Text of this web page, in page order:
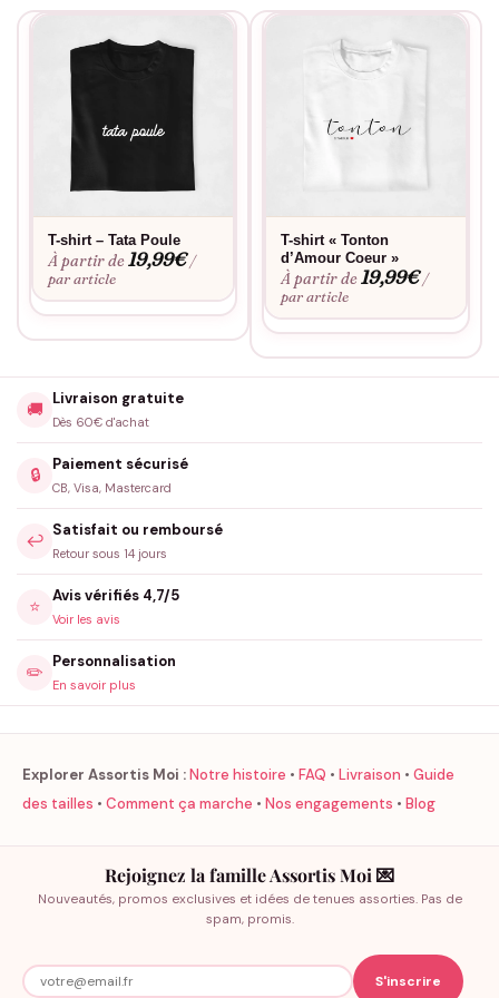
T-shirt – Tata Poule
À partir de19,99€ /
par article
T-shirt « Tonton
d’Amour Coeur »
À partir de19,99€ /
par article
🚚
Livraison gratuite
Dès 60€ d'achat
🔒
Paiement sécurisé
CB, Visa, Mastercard
↩️
Satisfait ou remboursé
Retour sous 14 jours
⭐
Avis vérifiés 4,7/5
Voir les avis
✏️
Personnalisation
En savoir plus
Explorer Assortis Moi :Notre histoire • FAQ • Livraison • Guide
des tailles • Comment ça marche • Nos engagements • Blog
Rejoignez la famille Assortis Moi 💌
Nouveautés, promos exclusives et idées de tenues assorties. Pas de
spam, promis.